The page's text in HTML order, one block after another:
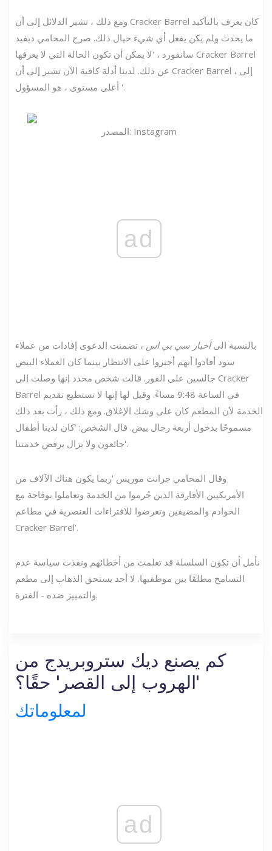
ومع ذلك ، تشير الدلائل إلى أن Cracker Barrel كان يعرف بالتأكيد
ما يحدث ولم يكن يفعل أي شيء حيال ذلك. صرح المحامي ديفيد
سانفورد ، 'لا يمكن أن تكون الحالة التي لا يعرفها Cracker Barrel
عن ذلك. لدينا أدلة كافية الآن تشير إلى أن Cracker Barrel ، إلى
أعلى مستوى ، هو المسؤول '.
المصدر: Instagram
ad
بالنسبة الىأخبار سي بي اس ، تضمنت الدعوى إفادات من عملاء
سود أفادوا أنهم أجبروا على الانتظار بينما كان العملاء البيض
جالسين على الفور. قالت شخص محدد إنها وصلت إلى Cracker
Barrel في الساعة 9:48 مساءً. وقيل لها إنها لا تستطيع تقديم
الخدمة لأن المطعم كان على وشك الإغلاق. ومع ذلك ، رأت بعد ذلك
مسموحًا بدخول أربعة رجال بيض. قال الشخص: 'كان لدينا أطفال
جائعون ولا يزال يرفض خدمتنا'.
وقال المحامي جرانت موريس 'ربما يكون هناك الآلاف من
الأمريكيين الأفارقة الذين حُرموا من الخدمة وتعاملوا بوقاحة مع
الخوادم والمضيفين وتعرضوا للافتراءات العنصرية في مطاعم
Cracker Barrel'.
نأمل أن تكون السلسلة قد تعلمت من أخطائهم ونفذت سياسة عدم
التسامح مطلقًا بين موظفيها. لا أحد يستحق الذهاب إلى مطعم
والتمييز ضده - الفترة.
كم يصنع ديك ستروبريدج من
'الهروب إلى القصر' حقًا؟
لمعلوماتك
ad